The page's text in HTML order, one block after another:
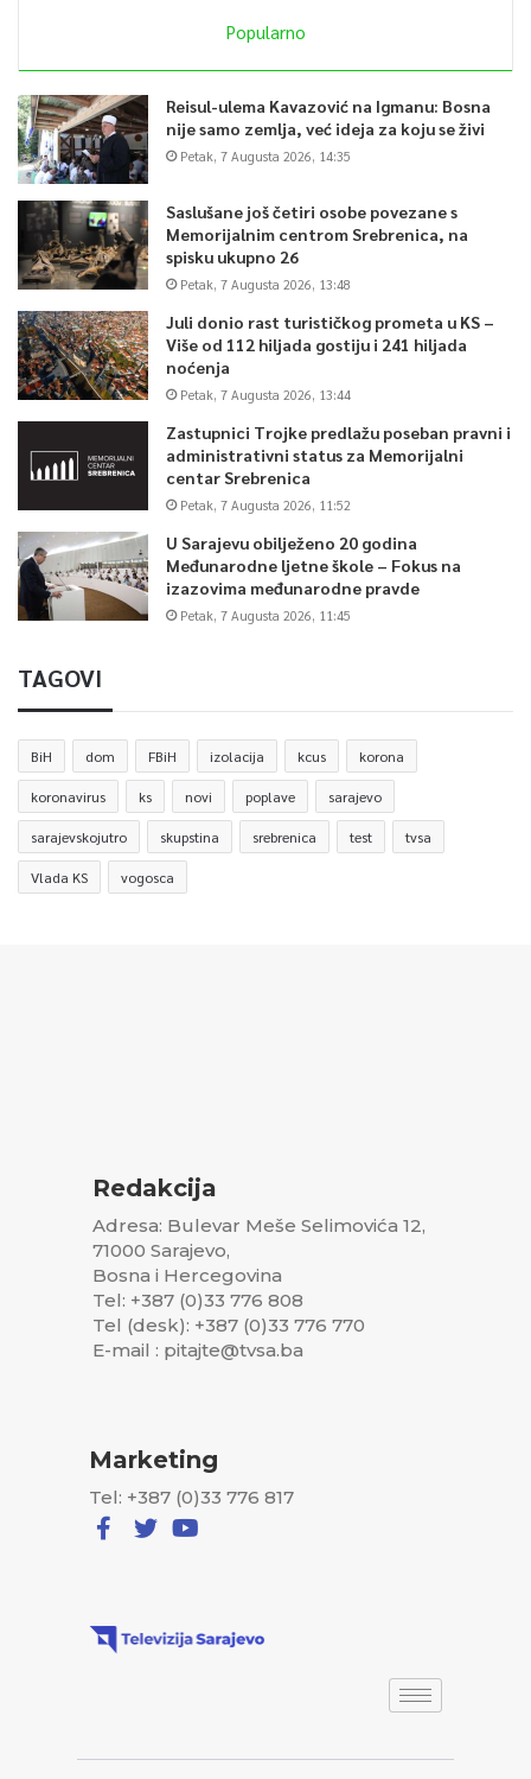
Popularno
Reisul-ulema Kavazović na Igmanu: Bosna
nije samo zemlja, već ideja za koju se živi
Petak, 7 Augusta 2026, 14:35
Saslušane još četiri osobe povezane s
Memorijalnim centrom Srebrenica, na
spisku ukupno 26
Petak, 7 Augusta 2026, 13:48
Juli donio rast turističkog prometa u KS –
Više od 112 hiljada gostiju i 241 hiljada
noćenja
Petak, 7 Augusta 2026, 13:44
Zastupnici Trojke predlažu poseban pravni i
administrativni status za Memorijalni
centar Srebrenica
Petak, 7 Augusta 2026, 11:52
U Sarajevu obilježeno 20 godina
Međunarodne ljetne škole – Fokus na
izazovima međunarodne pravde
Petak, 7 Augusta 2026, 11:45
TAGOVI
BiH dom FBiH izolacija kcus korona
koronavirus ks novi poplave sarajevo
sarajevskojutro skupstina srebrenica test tvsa
Vlada KS vogosca
Redakcija
Adresa: Bulevar Meše Selimovića 12,
71000 Sarajevo,
Bosna i Hercegovina
Tel: +387 (0)33 776 808
Tel (desk): +387 (0)33 776 770
E-mail : pitajte@tvsa.ba
Marketing
Tel: +387 (0)33 776 817